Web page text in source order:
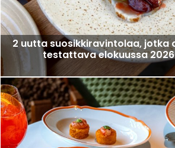
2 uutta suosikkiravintolaa, jotka
testattava elokuussa